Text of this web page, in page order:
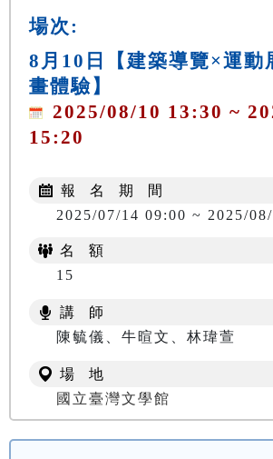
場次:
8月10日【建築導覽×運動
畫體驗】
2025/08/10 13:30 ~
15:20
報 名 期 間
2025/07/14 09:00 ~ 2025/
名 額
15
講 師
陳毓儀、牛暄文、林瑋萱
場 地
國立臺灣文學館